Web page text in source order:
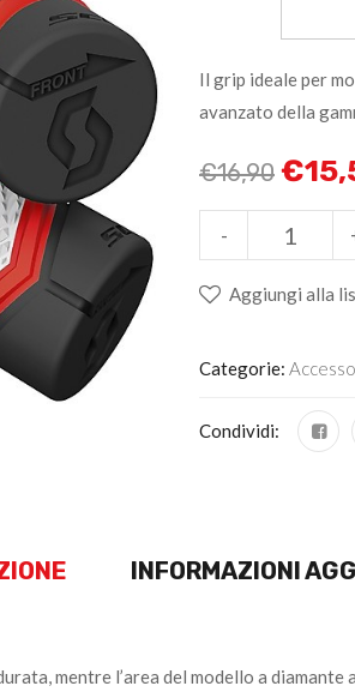
Il grip ideale per
avanzato della
€16,90 €
-
Aggiungi alla
Categorie:
Condividi:
INFORMAZIONI
mentre l’area del modello a